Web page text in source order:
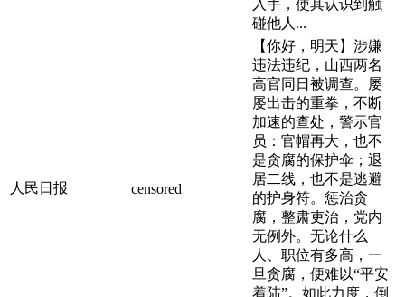
入手，使其认识到触
碰他人...
人民日报 censored
【你好，明天】涉嫌
违法违纪，山西两名
高官同日被调查。屡
屡出击的重拳，不断
加速的查处，警示官
员：官帽再大，也不
是贪腐的保护伞；退
居二线，也不是逃避
的护身符。惩治贪
腐，整肃吏治，党内
无例外。无论什么
人、职位有多高，一
旦贪腐，便难以“平安
着陆”。如此力度，倒